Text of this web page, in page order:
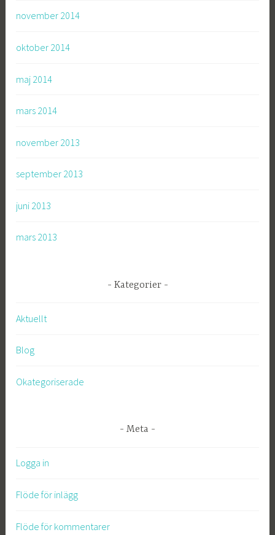
november 2014
oktober 2014
maj 2014
mars 2014
november 2013
september 2013
juni 2013
mars 2013
Kategorier
Aktuellt
Blog
Okategoriserade
Meta
Logga in
Flöde för inlägg
Flöde för kommentarer